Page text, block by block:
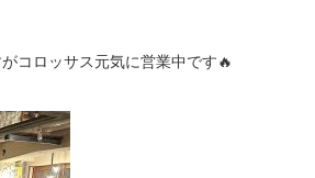
コロッサス元気に営業中です🔥